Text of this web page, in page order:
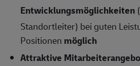
Entwicklungsmöglichkeiten
Standortleiter) bei guten
Positionen möglich
Attraktive